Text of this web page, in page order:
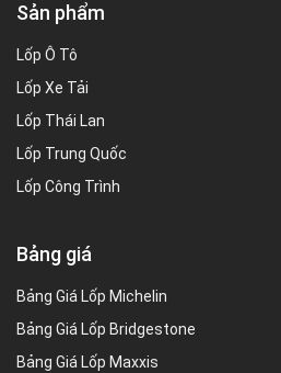
Sản phẩm
Lốp Ô Tô
Lốp Xe Tải
Lốp Thái Lan
Lốp Trung Quốc
Lốp Công Trình
Bảng giá
Bảng Giá Lốp Michelin
Bảng Giá Lốp Bridgestone
Bảng Giá Lốp Maxxis